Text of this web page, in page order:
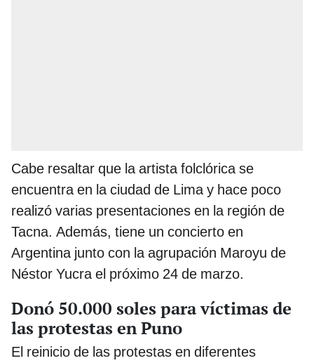
Cabe resaltar que la artista folclórica se
encuentra en la ciudad de Lima y hace poco
realizó varias presentaciones en la región de
Tacna. Además, tiene un concierto en
Argentina junto con la agrupación Maroyu de
Néstor Yucra el próximo 24 de marzo.
Donó 50.000 soles para víctimas de
las protestas en Puno
El reinicio de las protestas en diferentes